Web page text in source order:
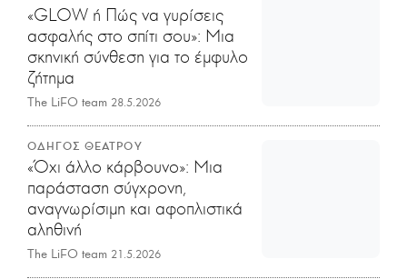
«GLOW ή Πώς να γυρίσεις
ασφαλής στο σπίτι σου»: Μια
σκηνική σύνθεση για το έμφυλο
ζήτημα
The LiFO team 28.5.2026
ΟΔΗΓΟΣ ΘΕΑΤΡΟΥ
«Όχι άλλο κάρβουνο»: Μια
παράσταση σύγχρονη,
αναγνωρίσιμη και αφοπλιστικά
αληθινή
The LiFO team 21.5.2026